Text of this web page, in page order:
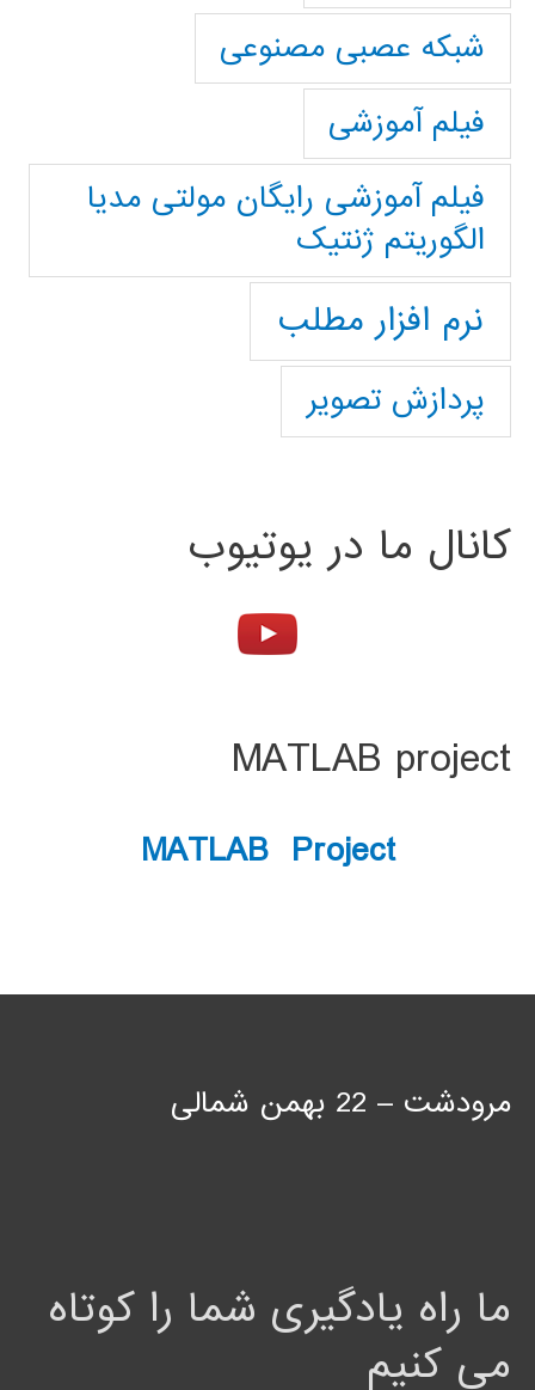
شبکه عصبی مصنوعی
فیلم آموزشی
فیلم آموزشی رایگان مولتی مدیا
الگوریتم ژنتیک
نرم افزار مطلب
پردازش تصویر
کانال ما در یوتیوب
MATLAB project
MATLAB Project
مرودشت – 22 بهمن شمالی
ما راه یادگیری شما را کوتاه
می کنیم